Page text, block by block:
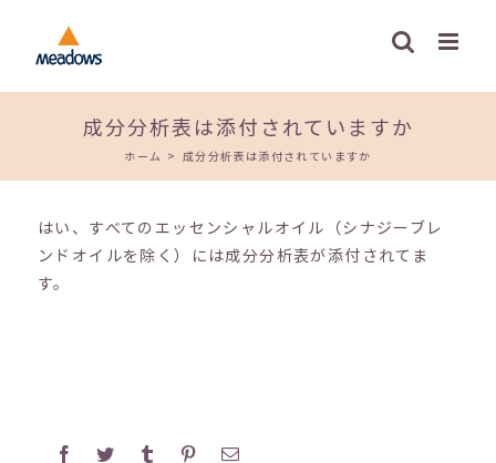
content
成分分析表は添付されていますか
ホーム > 成分分析表は添付されていますか
はい、すべてのエッセンシャルオイル（シナジーブレ
ンドオイルを除く）には成分分析表が添付されてま
す。
Facebook
TwitterTumblrPinterest